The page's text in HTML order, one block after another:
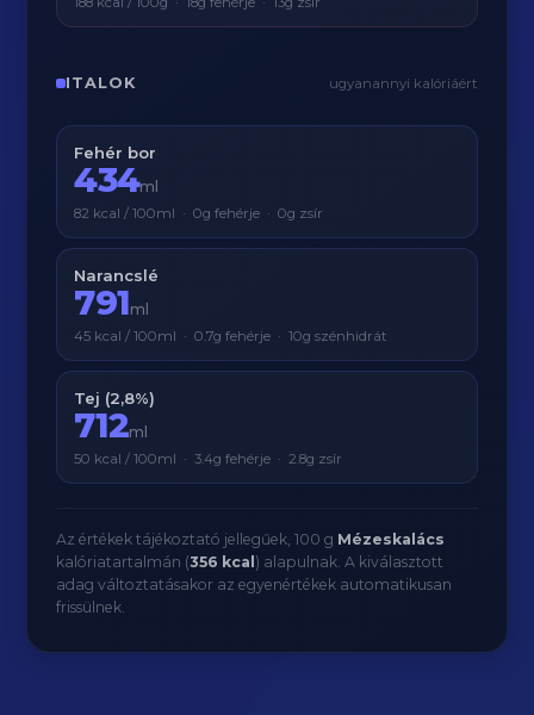
ITALOK ugyanannyi kalóriáért
Fehér bor
434ml
82 kcal / 100ml · 0g fehérje · 0g zsír
Narancslé
791ml
45 kcal / 100ml · 0.7g fehérje · 10g szénhidrát
Tej (2,8%)
712ml
50 kcal / 100ml · 3.4g fehérje · 2.8g zsír
Az értékek tájékoztató jellegűek, 100 g Mézeskalács
kalóriatartalmán (356 kcal ) alapulnak. A kiválasztott
adag változtatásakor az egyenértékek automatikusan
frissülnek.